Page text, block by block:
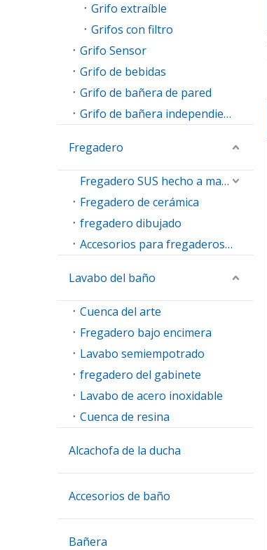
Grifo extraíble
Grifos con filtro
Grifo Sensor
Grifo de bebidas
Grifo de bañera de pared
Grifo de bañera independiente
Fregadero
Fregadero SUS hecho a mano
Fregadero de cerámica
fregadero dibujado
Accesorios para fregaderos de cocina
Lavabo del baño
Cuenca del arte
Fregadero bajo encimera
Lavabo semiempotrado
fregadero del gabinete
Lavabo de acero inoxidable
Cuenca de resina
Alcachofa de la ducha
Accesorios de baño
Bañera